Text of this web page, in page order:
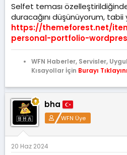
Selfet teması özelleştirildiğinde
duracağını düşünüyorum, tabii
https://themeforest.net/
personal-portfolio-
WFN Haberler, Servisler,
Kısayollar İçin Burayı
bha
WFN Üye
20 Haz 2024